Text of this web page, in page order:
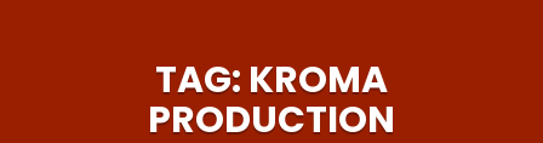
TAG: KROMA
PRODUCTION